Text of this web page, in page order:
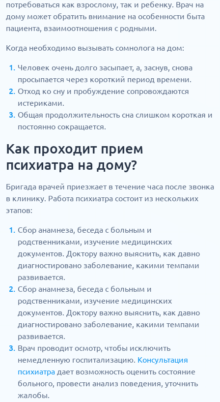
потребоваться как взрослому, так и ребенку. Врач на
дому может обратить внимание на особенности быта
пациента, взаимоотношения с родными.
Когда необходимо вызывать сомнолога на дом:
Человек очень долго засыпает, а, заснув, снова
просыпается через короткий период времени.
Отход ко сну и пробуждение сопровождаются
истериками.
Общая продолжительность сна слишком короткая и
постоянно сокращается.
Как проходит прием
психиатра на дому?
Бригада врачей приезжает в течение часа после звонка
в клинику. Работа психиатра состоит из нескольких
этапов:
Сбор анамнеза, беседа с больным и
родственниками, изучение медицинских
документов. Доктору важно выяснить, как давно
диагностировано заболевание, какими темпами
развивается.
Сбор анамнеза, беседа с больным и
родственниками, изучение медицинских
документов. Доктору важно выяснить, как давно
диагностировано заболевание, какими темпами
развивается.
Врач проводит осмотр, чтобы исключить
немедленную госпитализацию. Консультация
психиатра дает возможность оценить состояние
больного, провести анализ поведения, уточнить
жалобы.